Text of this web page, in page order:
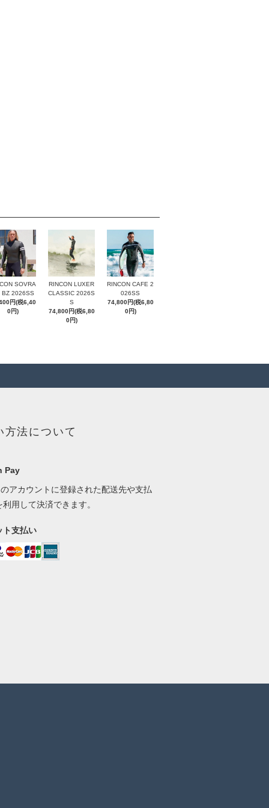
SOVRA
BZ 2026SS
円(税6,40
0円)
RINCON LUXER
CLASSIC 2026S
S
74,800円(税6,80
0円)
RINCON CAFE 2
026SS
74,800円(税6,80
0円)
方法について
Pay
アカウントに登録された配送先や支払
利用して決済できます。
ト支払い